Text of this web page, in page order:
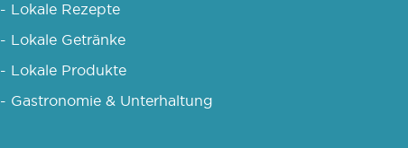
- Lokale Rezepte
- Lokale Getränke
- Lokale Produkte
- Gastronomie & Unterhaltung